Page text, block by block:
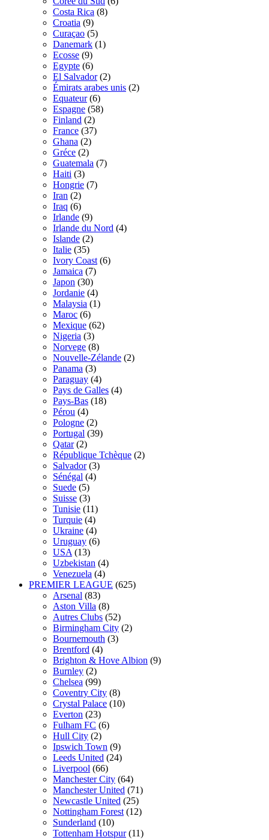
Costa Rica (8)
Croatia (9)
Curaçao (5)
Danemark (1)
Ecosse (9)
Egypte (6)
El Salvador (2)
Émirats arabes unis (2)
Equateur (6)
Espagne (58)
Finland (2)
France (37)
Ghana (2)
Gréce (2)
Guatemala (7)
Haiti (3)
Hongrie (7)
Iran (2)
Iraq (6)
Irlande (9)
Irlande du Nord (4)
Islande (2)
Italie (35)
Ivory Coast (6)
Jamaica (7)
Japon (30)
Jordanie (4)
Malaysia (1)
Maroc (6)
Mexique (62)
Nigeria (3)
Norvege (8)
Nouvelle-Zélande (2)
Panama (3)
Paraguay (4)
Pays de Galles (4)
Pays-Bas (18)
Pérou (4)
Pologne (2)
Portugal (39)
Qatar (2)
République Tchèque (2)
Salvador (3)
Sénégal (4)
Suede (5)
Suisse (3)
Tunisie (11)
Turquie (4)
Ukraine (4)
Uruguay (6)
USA (13)
Uzbekistan (4)
Venezuela (4)
PREMIER LEAGUE (625)
Arsenal (83)
Aston Villa (8)
Autres Clubs (52)
Birmingham City (2)
Bournemouth (3)
Brentford (4)
Brighton & Hove Albion (9)
Burnley (2)
Chelsea (99)
Coventry City (8)
Crystal Palace (10)
Everton (23)
Fulham FC (6)
Hull City (2)
Ipswich Town (9)
Leeds United (24)
Liverpool (66)
Manchester City (64)
Manchester United (71)
Newcastle United (25)
Nottingham Forest (12)
Sunderland (10)
Tottenham Hotspur (11)